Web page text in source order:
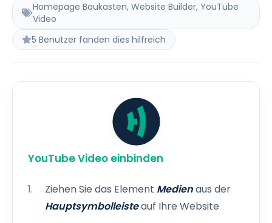
Homepage Baukasten, Website Builder, YouTube
Video
5 Benutzer fanden dies hilfreich
YouTube Video einbinden
Ziehen Sie das Element Medienaus der
Hauptsymbolleisteauf Ihre Website